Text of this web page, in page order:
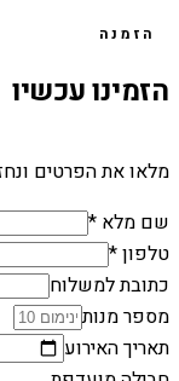
הזמנה
הזמינו עכשיו
מלאו את הפרטים
שם מלא *
טלפון *
כתובת למשלוח
מספר מנות
תאריך האירוע